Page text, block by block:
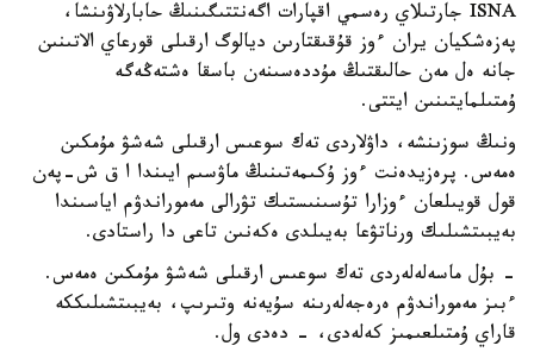
ISNA جارتىلاي رەسمي اقپارات اگەنتتىگىنىڭ حابارلاۋىنشا،
پەزەشكيان يران ءوز قۇقىقتارىن ديالوگ ارقىلى قورعاي الاتىنىن
جانە ەل مەن حالىقتىڭ مۇددەسىنەن باسقا ەشتەڭەگە
ۇمتىلمايتىنىن ايتتى.
ونىڭ سوزىنشە، داۋلاردى تەك سوعىس ارقىلى شەشۋ مۇمكىن
ەمەس. پرەزيدەنت ءوز ۇكىمەتىنىڭ ماۋسىم ايىندا ا ق ش-پەن
قول قويىلعان ءوزارا تۇسىنىستىك تۋرالى مەموراندۋم اياسىندا
بەيبىتشىلىك ورناتۋعا بەيىلدى ەكەنىن تاعى دا راستادى.
- بۇل ماسەلەلەردى تەك سوعىس ارقىلى شەشۋ مۇمكىن ەمەس.
ءبىز مەموراندۋم ەرەجەلەرىنە سۇيەنە وتىرىپ، بەيبىتشىلىككە
قاراي ۇمتىلعىمىز كەلەدى، - دەدى ول.